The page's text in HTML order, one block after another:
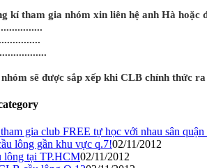
kí tham gia nhóm xin liên hệ anh Hà hoặc
sẽ được sắp xếp khi CLB chính thức
gia club FREE tự học với nhau sân
lông gần khu vực q.7!02/11/2012
lông tại TP.HCM02/11/2012